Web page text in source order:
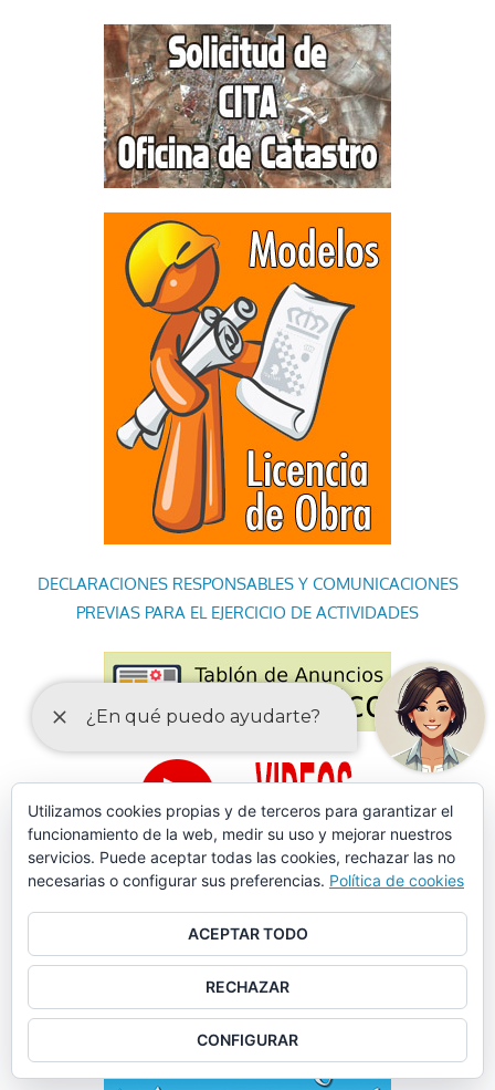
DECLARACIONES RESPONSABLES Y COMUNICACIONES
PREVIAS PARA EL EJERCICIO DE ACTIVIDADES
Utilizamos cookies propias y de terceros para garantizar el
funcionamiento de la web, medir su uso y mejorar nuestros
servicios. Puede aceptar todas las cookies, rechazar las no
necesarias o configurar sus preferencias. Política de cookies
ACEPTAR TODO
RECHAZAR
CONFIGURAR